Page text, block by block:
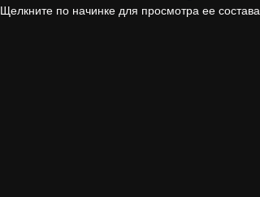
Щелкните по начинке для просмотра ее состава